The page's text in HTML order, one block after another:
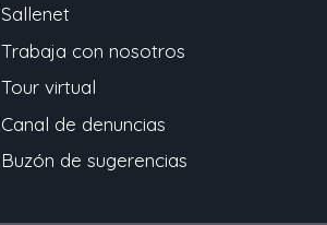
Sallenet
Trabaja con nosotros
Tour virtual
Canal de denuncias
Buzón de sugerencias